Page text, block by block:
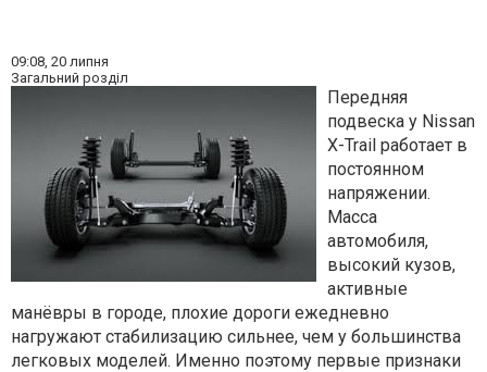
09:08, 20 липня
Загальний розділ
Передняя
подвеска у Nissan
X-Trail работает в
постоянном
напряжении.
Масса
автомобиля,
высокий кузов,
активные
манёвры в городе, плохие дороги ежедневно
нагружают стабилизацию сильнее, чем у большинства
легковых моделей. Именно поэтому первые признаки